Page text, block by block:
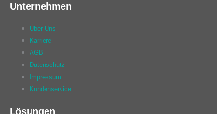
Unternehmen
Über Uns
Karriere
AGB
Datenschutz
Impressum
Kundenservice
Lösungen